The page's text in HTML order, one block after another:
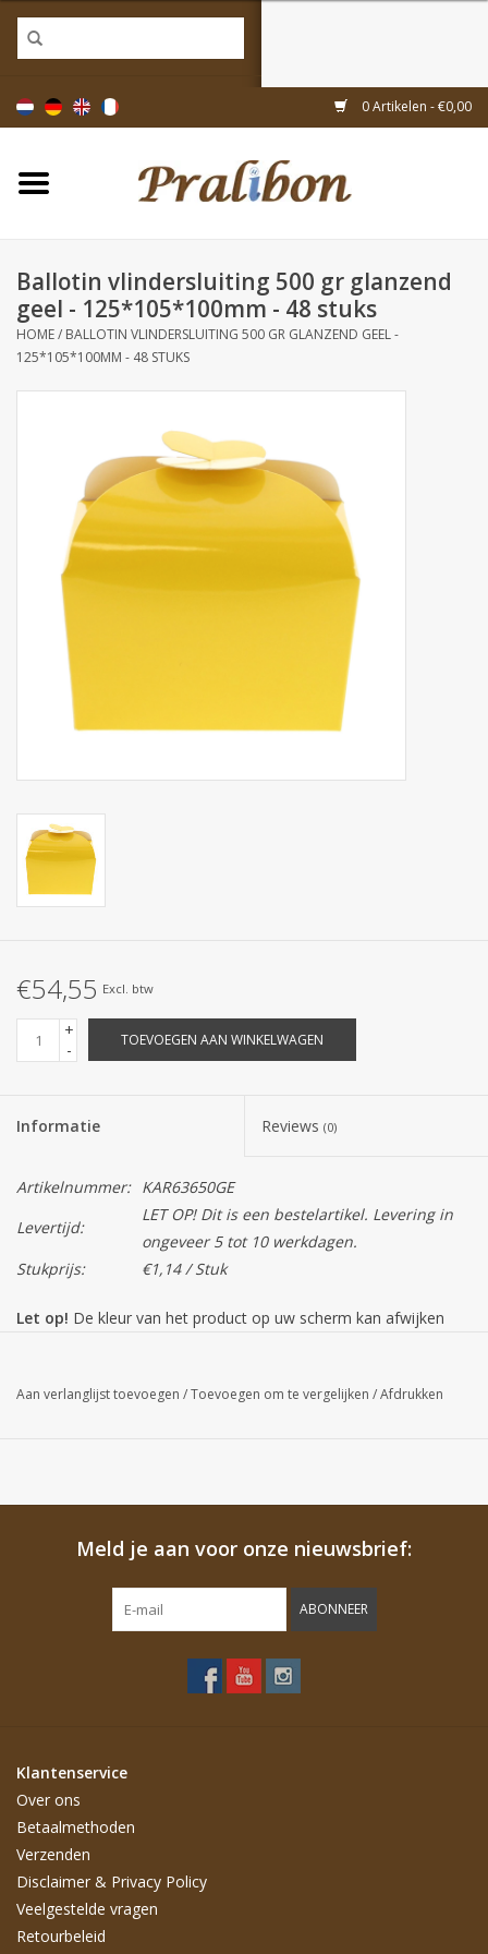
0 Artikelen - €0,00
Home
Doosjes
Linten & decoratie
Geschenkartikelen
Collecties
Ballotin vlindersluiting 500 gr glanzend
geel - 125*105*100mm - 48 stuks
HOME/ BALLOTIN VLINDERSLUITING 500 GR GLANZEND GEEL -
125*105*100MM - 48 STUKS
€54,55 Excl. btw
+
-
TOEVOEGEN AAN WINKELWAGEN
Informatie Reviews (0)
Artikelnummer: KAR63650GE
Levertijd:
LET OP! Dit is een bestelartikel. Levering in
ongeveer 5 tot 10 werkdagen.
Stukprijs:
€1,14 / Stuk
Let op! De kleur van het product op uw scherm kan afwijken
Tevens is dit product een seizoensproduct, dus op=op. In
Aan verlanglijst toevoegen /Toevoegen om te vergelijken /Afdrukken
Meld je aan voor onze nieuwsbrief:
ABONNEER
Klantenservice
Over ons
Betaalmethoden
Verzenden
Disclaimer & Privacy Policy
Veelgestelde vragen
Retourbeleid